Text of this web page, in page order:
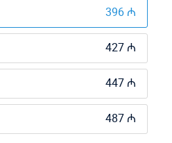
396 ₼
427 ₼
447 ₼
487 ₼